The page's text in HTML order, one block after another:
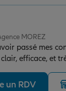
MOREZ
passé mes
efficace, et
un RDV